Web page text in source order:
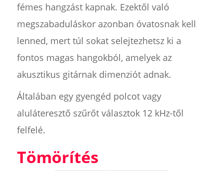
fémes hangzást kapnak. Ezektől való
megszabaduláskor azonban óvatosnak kell
lenned, mert túl sokat selejtezhetsz ki a
fontos magas hangokból, amelyek az
akusztikus gitárnak dimenziót adnak.
Általában egy gyengéd polcot vagy
aluláteresztő szűrőt választok 12 kHz-től
felfelé.
Tömörítés